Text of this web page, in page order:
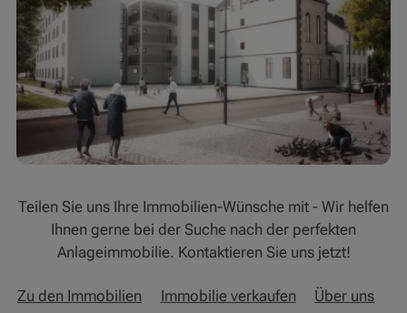
Teilen Sie uns Ihre Immobilien-Wünsche mit - Wir helfen
Ihnen gerne bei der Suche nach der perfekten
Anlageimmobilie. Kontaktieren Sie uns jetzt!
Zu den Immobilien Immobilie verkaufen Über uns